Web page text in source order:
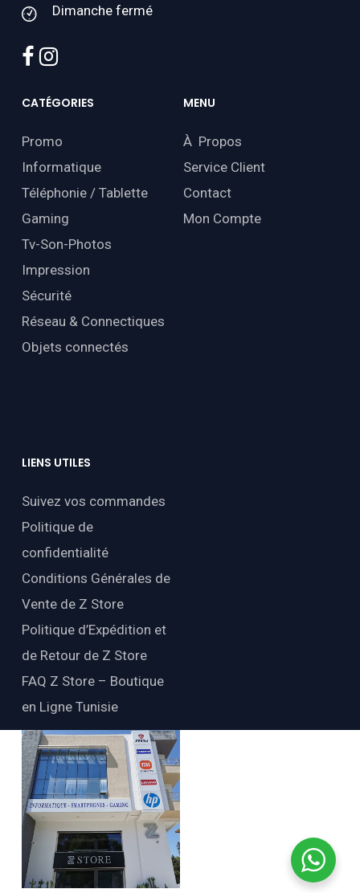
Dimanche fermé
facebook
instagram
CATÉGORIES
Promo
Informatique
Téléphonie / Tablette
Gaming
Tv-Son-Photos
Impression
Sécurité
Réseau & Connectiques
Objets connectés
MENU
À Propos
Service Client
Contact
Mon Compte
LIENS UTILES
Suivez vos commandes
Politique de
confidentialité
Conditions Générales de
Vente de Z Store
Politique d’Expédition et
de Retour de Z Store
FAQ Z Store – Boutique
en Ligne Tunisie